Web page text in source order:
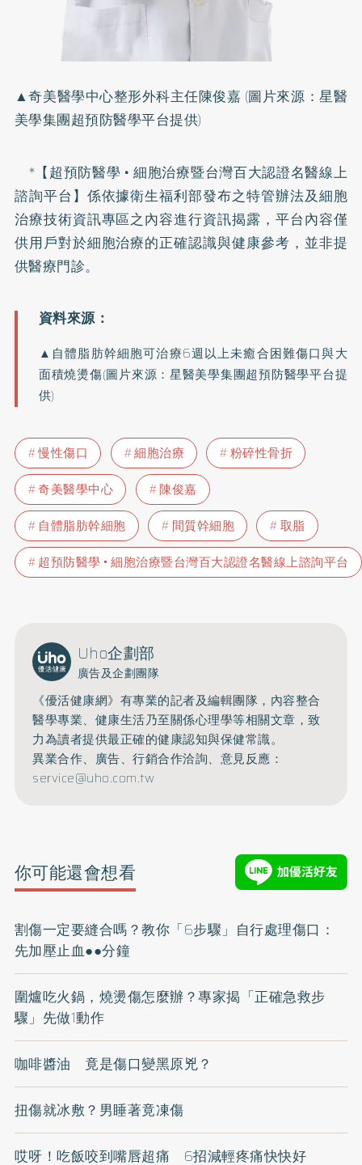
▲奇美醫學中心整形外科主任陳俊嘉 (圖片來源：星醫
美學集團超預防醫學平台提供)
*【超預防醫學 • 細胞治療暨台灣百大認證名醫線上
諮詢平台】係依據衛生福利部發布之特管辦法及細胞
治療技術資訊專區之內容進行資訊揭露，平台內容僅
供用戶對於細胞治療的正確認識與健康參考，並非提
供醫療門診。
▲自體脂肪幹細胞可治療6週以上未癒合困難傷口與大
面積燒燙傷(圖片來源：星醫美學集團超預防醫學平台提
供)
慢性傷口 細胞治療
粉碎性骨折
奇美醫學中心
陳俊嘉
自體脂肪幹細胞
間質幹細胞
取脂
超預防醫學 • 細胞治療暨台灣百大認證名醫線上諮詢平台
Uho企劃部
廣告及企劃團隊
《優活健康網》有專業的記者及編輯團隊，內容整合
醫學專業、健康生活乃至關係心理學等相關文章，致
力為讀者提供最正確的健康認知與保健常識。
異業合作、廣告、行銷合作洽詢、意見反應：
service@uho.com.tw
你可能還會想看
割傷一定要縫合嗎？教你「6步驟」自行處理傷口：
先加壓止血●●分鐘
圍爐吃火鍋，燒燙傷怎麼辦？專家揭「正確急救步
驟」先做1動作
咖啡醬油 竟是傷口變黑原兇？
扭傷就冰敷？男睡著竟凍傷
哎呀！吃飯咬到嘴唇超痛 6招減輕疼痛快快好